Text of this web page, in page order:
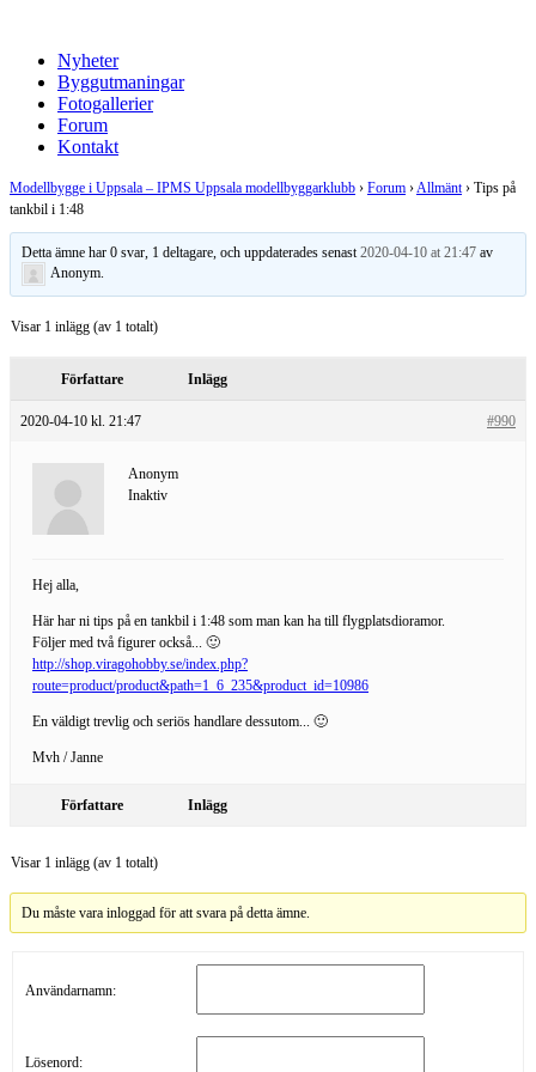
Nyheter
Byggutmaningar
Fotogallerier
Forum
Kontakt
Modellbygge i Uppsala – IPMS Uppsala modellbyggarklubb › Forum ›Allmänt › Tips på
tankbil i 1:48
Detta ämne har 0 svar, 1 deltagare, och uppdaterades senast2020-04-10 at 21:47 av
Anonym
Visar 1 inlägg (av 1 totalt)
Författare Inlägg
2020-04-10 kl. 21:47 #990
Anonym
Inaktiv
Hej alla,
Här har ni tips på en tankbil i 1:48 som man kan ha till flygplatsdioramor.
Följer med två figurer också... 🙂
http://shop.viragohobby.se/index.php?
route=product/product&path=1_6_235&product_id=10986
En väldigt trevlig och seriös handlare dessutom... 🙂
Mvh / Janne
Författare Inlägg
Visar 1 inlägg (av 1 totalt)
Du måste vara inloggad för att svara på detta ämne.
Användarnamn:
Lösenord: